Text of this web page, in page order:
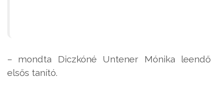
– mondta Diczkóné Untener Mónika leendő
elsős tanító.